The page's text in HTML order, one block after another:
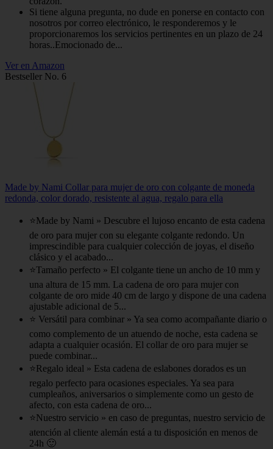
Si tiene alguna pregunta, no dude en ponerse en contacto con
nosotros por correo electrónico, le responderemos y le
proporcionaremos los servicios pertinentes en un plazo de 24
horas..Emocionado de...
Ver en Amazon
Bestseller No. 6
Made by Nami Collar para mujer de oro con colgante de moneda
redonda, color dorado, resistente al agua, regalo para ella
⭐Made by Nami » Descubre el lujoso encanto de esta cadena
de oro para mujer con su elegante colgante redondo. Un
imprescindible para cualquier colección de joyas, el diseño
clásico y el acabado...
⭐Tamaño perfecto » El colgante tiene un ancho de 10 mm y
una altura de 15 mm. La cadena de oro para mujer con
colgante de oro mide 40 cm de largo y dispone de una cadena
ajustable adicional de 5...
⭐ Versátil para combinar » Ya sea como acompañante diario o
como complemento de un atuendo de noche, esta cadena se
adapta a cualquier ocasión. El collar de oro para mujer se
puede combinar...
⭐Regalo ideal » Esta cadena de eslabones dorados es un
regalo perfecto para ocasiones especiales. Ya sea para
cumpleaños, aniversarios o simplemente como un gesto de
afecto, con esta cadena de oro...
⭐Nuestro servicio » en caso de preguntas, nuestro servicio de
atención al cliente alemán está a tu disposición en menos de
24h 🙂